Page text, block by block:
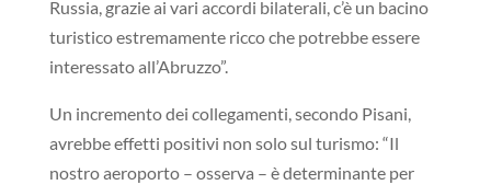
Russia, grazie ai vari accordi bilaterali, c’è un bacino
turistico estremamente ricco che potrebbe essere
interessato all’Abruzzo”.
Un incremento dei collegamenti, secondo Pisani,
avrebbe effetti positivi non solo sul turismo: “Il
nostro aeroporto – osserva – è determinante per